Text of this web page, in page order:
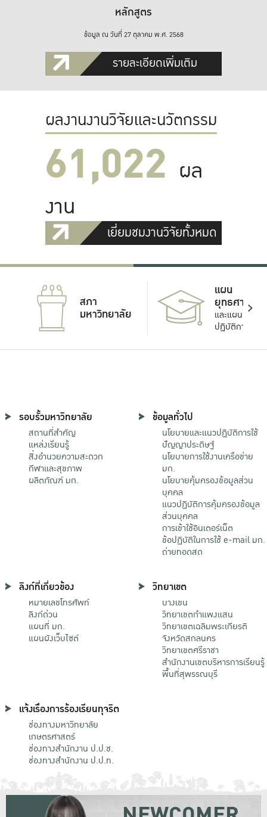
หลักสูตร
ข้อมูล ณ วันที่ 27 ตุลาคม พ.ศ. 2568
รายละเอียดเพิ่มเติม
ผลงานงานวิจัยและนวัตกรรม
61,022 ผล
งาน
เยี่ยมชมงานวิจัยทั้งหมด
สภา
มหาวิทยาลัย
แผน
ยุทธศาสตร์
และแผน
ปฏิบัติการ
รอบรั้วมหาวิทยาลัย
สถานที่สำคัญ
แหล่งเรียนรู้
สิ่งอำนวยความสะดวก
กีฬาและสุขภาพ
ผลิตภัณฑ์ มก.
ข้อมูลทั่วไป
นโยบายและแนวปฏิบัติการใช้
ปัญญาประดิษฐ์
นโยบายการใช้งานเครือข่าย
มก.
นโยบายคุ้มครองข้อมูลส่วน
บุคคล
แนวปฏิบัติการคุ้มครองข้อมูล
ส่วนบุคคล
การเข้าใช้อินเตอร์เน็ต
ข้อปฏิบัติในการใช้ e-mail มก.
ถ่ายทอดสด
ลิงก์ที่เกี่ยวข้อง
หมายเลขโทรศัพท์
ลิงก์ด่วน
แผนที่ มก.
แผนผังเว็บไซต์
วิทยาเขต
บางเขน
วิทยาเขตกําแพงแสน
วิทยาเขตเฉลิมพระเกียรติ
จังหวัดสกลนคร
วิทยาเขตศรีราชา
สำนักงานเขตบริหารการเรียนรู้
พื้นที่สุพรรณบุรี
แจ้งเรื่องการร้องเรียนทุจริต
ช่องทางมหาวิทยาลัย
เกษตรศาสตร์
ช่องทางสำนักงาน ป.ป.ช.
ช่องทางสำนักงาน ป.ป.ท.